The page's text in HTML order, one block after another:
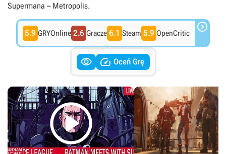
Supermana – Metropolis.
5.9 GRYOnline 2.6 Gracze 6.1 Steam 5.9 OpenCritic 
  Oceń Grę
